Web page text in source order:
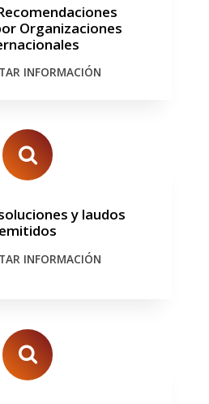
Organizaciones
INFORMACIÓN
y laudos
emitidos
INFORMACIÓN